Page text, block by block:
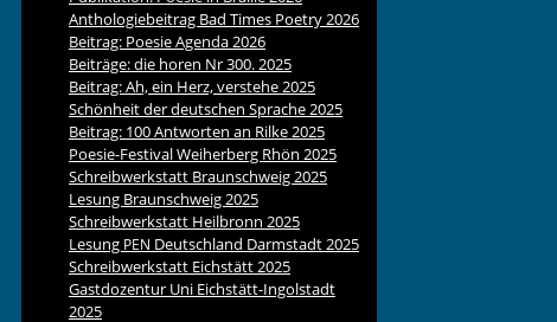
Anthologiebeitrag Bad Times Poetry 2026
Beitrag: Poesie Agenda 2026
Beiträge: die horen Nr 300. 2025
Beitrag: Ah, ein Herz, verstehe 2025
Schönheit der deutschen Sprache 2025
Beitrag: 100 Antworten an Rilke 2025
Poesie-Festival Weiherberg Rhön 2025
Schreibwerkstatt Braunschweig 2025
Lesung Braunschweig 2025
Schreibwerkstatt Heilbronn 2025
Lesung PEN Deutschland Darmstadt 2025
Schreibwerkstatt Eichstätt 2025
Gastdozentur Uni Eichstätt-Ingolstadt
2025